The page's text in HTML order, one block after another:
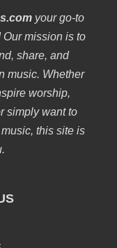
your go-to
mission is to
share, and
music. Whether
worship,
simply want to
this site is